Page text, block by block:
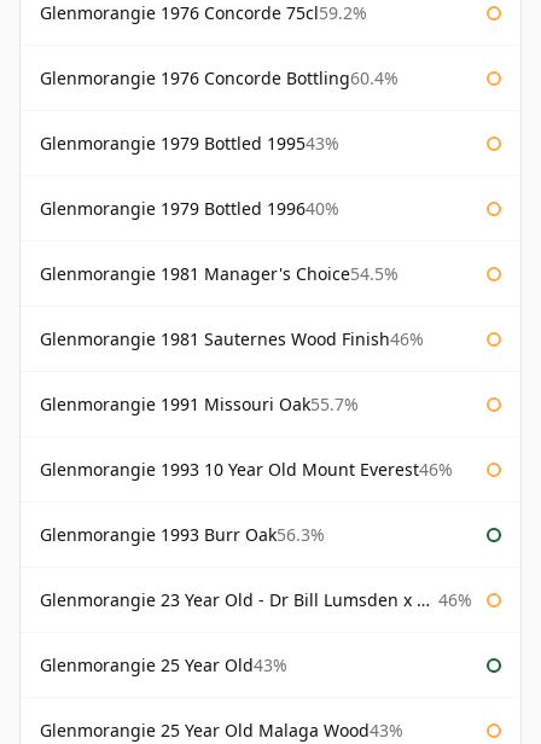
Glenmorangie 1976 Concorde 75cl59.2%
Glenmorangie 1976 Concorde Bottling60.4%
Glenmorangie 1979 Bottled 199543%
Glenmorangie 1979 Bottled 199640%
Glenmorangie 1981 Manager's Choice54.5%
Glenmorangie 1981 Sauternes Wood Finish46%
Glenmorangie 1991 Missouri Oak55.7%
Glenmorangie 1993 10 Year Old Mount Everest46%
Glenmorangie 1993 Burr Oak56.3%
Glenmorangie 23 Year Old - Dr Bill Lumsden x Azuma Makoto 46%
Glenmorangie 25 Year Old43%
Glenmorangie 25 Year Old Malaga Wood43%